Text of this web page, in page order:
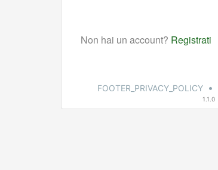
FOOTER_PRIVACY_POLICY •
1.1.0